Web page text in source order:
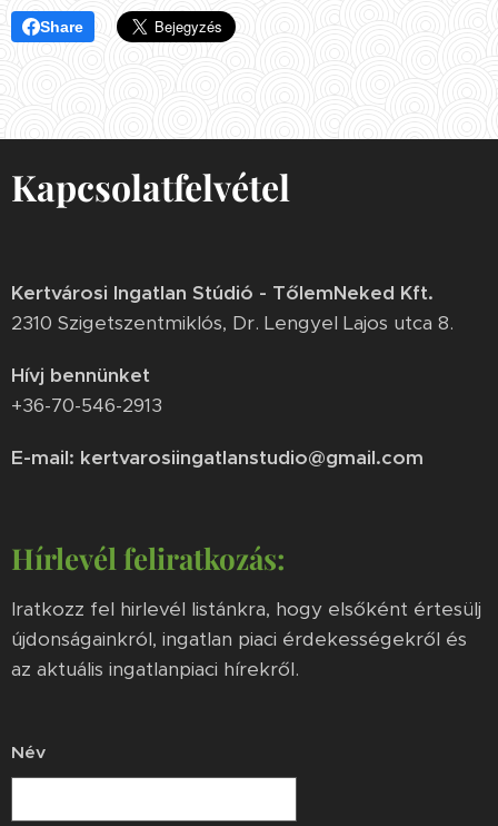
Share
Kapcsolatfelvétel
Kertvárosi Ingatlan Stúdió - TőlemNeked Kft.
2310 Szigetszentmiklós, Dr. Lengyel Lajos utca 8.
Hívj bennünket
+36-70-546-2913
E-mail: kertvarosiingatlanstudio@gmail.com
Hírlevél feliratkozás:
Iratkozz fel hirlevél listánkra, hogy elsőként értesülj
újdonságainkról, ingatlan piaci érdekességekről és
az aktuális ingatlanpiaci hírekről.
Név